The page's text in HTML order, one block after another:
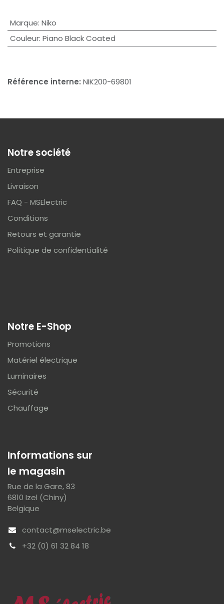
Marque: Niko
Couleur: Piano Black Coated
Référence interne: NIK200-69801
Informations sur
le magasin
Rue de la Gare, 83
6810 Izel (Chiny)
Belgique
contact@mselectric.be
+32 (0) 61 32 84 18
Notre société
Entreprise
Livraison
FAQ - MSElectric
Conditions
Retours et garantie
Politique de confidentialité
Notre E-Shop
Promotions
Matériel électrique
Luminaires
Sécurité
Chauffage